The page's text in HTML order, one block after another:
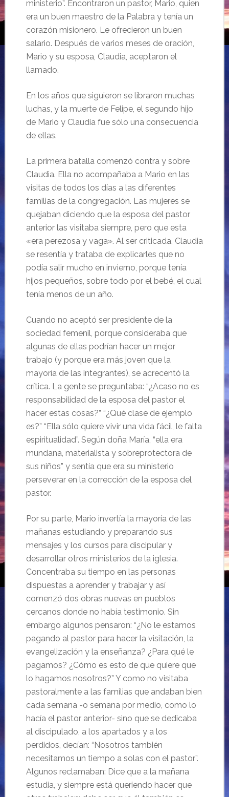
ministerio”. Encontraron un pastor, Mario, quien
era un buen maestro de la Palabra y tenía un
corazón misionero. Le ofrecieron un buen
salario. Después de varios meses de oración,
Mario y su esposa, Claudia, aceptaron el
llamado.
En los años que siguieron se libraron muchas
luchas, y la muerte de Felipe, el segundo hijo
de Mario y Claudia fue sólo una consecuencia
de ellas.
La primera batalla comenzó contra y sobre
Claudia. Ella no acompañaba a Mario en las
visitas de todos los días a las diferentes
familias de la congregación. Las mujeres se
quejaban diciendo que la esposa del pastor
anterior las visitaba siempre, pero que esta
«era perezosa y vaga». Al ser criticada, Claudia
se resentía y trataba de explicarles que no
podía salir mucho en invierno, porque tenía
hijos pequeños, sobre todo por el bebé, el cual
tenía menos de un año.
Cuando no aceptó ser presidente de la
sociedad femenil, porque consideraba que
algunas de ellas podrían hacer un mejor
trabajo (y porque era más joven que la
mayoría de las integrantes), se acrecentó la
crítica. La gente se preguntaba: “¿Acaso no es
responsabilidad de la esposa del pastor el
hacer estas cosas?” “¿Qué clase de ejemplo
es?” “Ella sólo quiere vivir una vida fácil, le falta
espiritualidad”. Según doña María, “ella era
mundana, materialista y sobreprotectora de
sus niños” y sentía que era su ministerio
perseverar en la corrección de la esposa del
pastor.
Por su parte, Mario invertía la mayoría de las
mañanas estudiando y preparando sus
mensajes y los cursos para discipular y
desarrollar otros ministerios de la iglesia.
Concentraba su tiempo en las personas
dispuestas a aprender y trabajar y así
comenzó dos obras nuevas en pueblos
cercanos donde no había testimonio. Sin
embargo algunos pensaron: “¿No le estamos
pagando al pastor para hacer la visitación, la
evangelización y la enseñanza? ¿Para qué le
pagamos? ¿Cómo es esto de que quiere que
lo hagamos nosotros?” Y como no visitaba
pastoralmente a las familias que andaban bien
cada semana -o semana por medio, como lo
hacía el pastor anterior- sino que se dedicaba
al discipulado, a los apartados y a los
perdidos, decían: “Nosotros también
necesitamos un tiempo a solas con el pastor”.
Algunos reclamaban: Dice que a la mañana
estudia, y siempre está queriendo hacer que